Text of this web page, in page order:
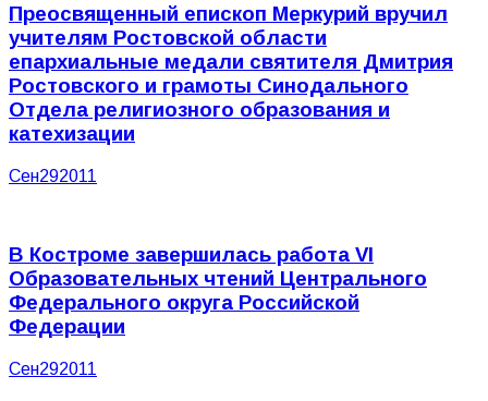
Преосвященный епископ Меркурий вручил
учителям Ростовской области
епархиальные медали святителя Дмитрия
Ростовского и грамоты Синодального
Отдела религиозного образования и
катехизации
Сен292011
В Костроме завершилась работа VI
Образовательных чтений Центрального
Федерального округа Российской
Федерации
Сен292011